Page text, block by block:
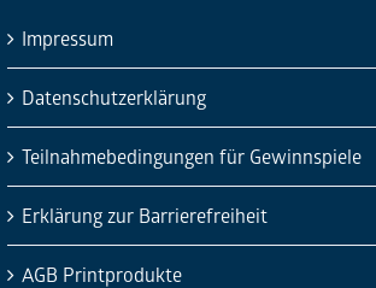
Impressum
Datenschutzerklärung
Teilnahmebedingungen für Gewinnspiele
Erklärung zur Barrierefreiheit
AGB Printprodukte